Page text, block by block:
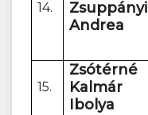
14.
Zsuppányi
Andrea
15.
Zsótérné
Kalmár
Ibolya